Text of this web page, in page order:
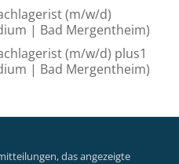
(m/w/d)
| Bad Mergentheim)
(m/w/d) plus1
| Bad Mergentheim)
das angezeigte